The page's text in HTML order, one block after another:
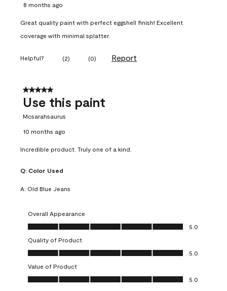
8 months ago
Great quality paint with perfect eggshell finish! Excellent
coverage with minimal splatter.
Helpful? (2) (0) Report
5 out of 5 stars.
Use this paint
Mcsarahsaurus
10 months ago
Incredible product. Truly one of a kind.
Q: Color Used
A: Old Blue Jeans
Overall Appearance
Overall Appearance, 5.0 out of 5
5.0
Quality of Product
Quality of Product, 5.0 out of 5
5.0
Value of Product
Value of Product, 5.0 out of 5
5.0